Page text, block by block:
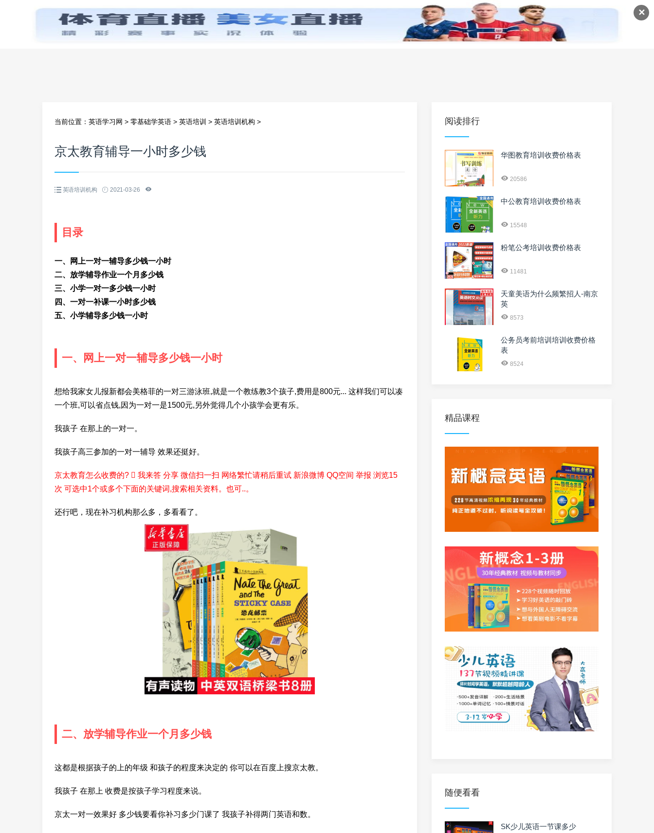
✕
首页 零基础学英语 小学英语 初中英语 高中英语 英语课程 英语资料
当前位置： 英语学习网 > 零基础学英语 > 英语培训 > 英语培训机构 >
京太教育辅导一小时多少钱
英语培训机构 2021-03-26
目录
一、网上一对一辅导多少钱一小时
二、放学辅导作业一个月多少钱
三、小学一对一多少钱一小时
四、一对一补课一小时多少钱
五、小学辅导多少钱一小时
一、网上一对一辅导多少钱一小时
想给我家女儿报新都会美格菲的一对三游泳班,就是一个教练教3个孩子,费用是800元... 这样我们可以凑
一个班,可以省点钱,因为一对一是1500元,另外觉得几个小孩学会更有乐。
我孩子 在那上的一对一。
我孩子高三参加的一对一辅导 效果还挺好。
京太教育怎么收费的?  我来答 分享 微信扫一扫 网络繁忙请稍后重试 新浪微博 QQ空间 举报 浏览15
次 可选中1个或多个下面的关键词,搜索相关资料。也可..。
还行吧，现在补习机构那么多，多看看了。
二、放学辅导作业一个月多少钱
这都是根据孩子的上的年级 和孩子的程度来决定的 你可以在百度上搜京太教。
我孩子 在那上 收费是按孩子学习程度来说。
京太一对一效果好 多少钱要看你补习多少门课了 我孩子补得两门英语和数。
阅读排行
华图教育培训收费价格表
20586
中公教育培训收费价格表
15548
粉笔公考培训收费价格表
11481
天童美语为什么频繁招人-南京
英
8573
公务员考前培训培训收费价格
表
8524
精品课程
随便看看
SK少儿英语一节课多少